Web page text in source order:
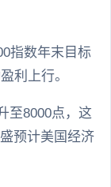
指数年末目标
利上行。
至8000点，这
预计美国经济